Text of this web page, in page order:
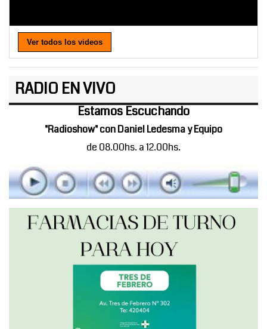
Ver todos los videos
RADIO EN VIVO
Estamos Escuchando
"Radioshow" con Daniel Ledesma y Equipo
de 08.00hs. a 12.00hs.